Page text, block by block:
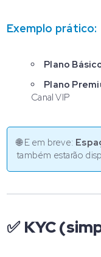
Exemplo prático:
Plano
Plano
Canal VIP
🌐 E em breve:
também estarão
✅ KYC